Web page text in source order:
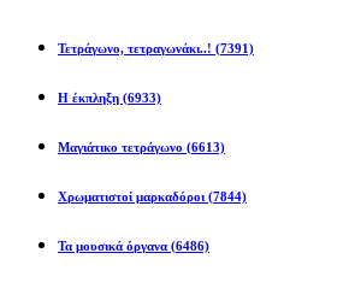
Τετράγωνο, τετραγωνάκι..! (7391)
Η έκπληξη (6933)
Μαγιάτικο τετράγωνο (6613)
Χρωματιστοί μαρκαδόροι (7844)
Τα μουσικά όργανα (6486)